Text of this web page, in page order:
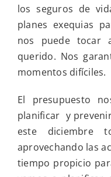
los seguros de
planes exequias
nos puede tocar
querido. Nos
momentos difíciles.
El presupuesto
planificar y
este diciembre
aprovechando las
tiempo propicio